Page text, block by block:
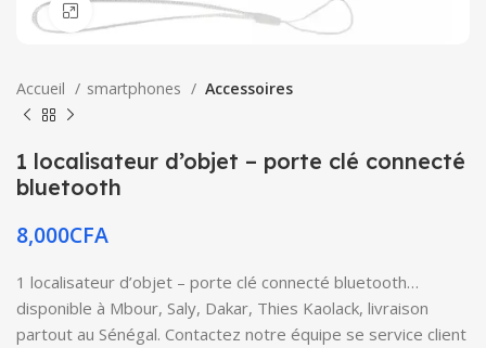
Click to enlarge
Accueil smartphones Accessoires
1 localisateur d’objet – porte clé connecté
bluetooth
8,000CFA
1 localisateur d’objet – porte clé connecté bluetooth…
disponible à Mbour, Saly, Dakar, Thies Kaolack, livraison
partout au Sénégal. Contactez notre équipe se service client